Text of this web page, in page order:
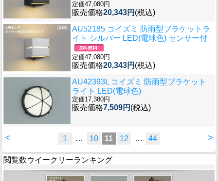
定価47,080円
販売価格20,343円 (税込)
AU52185 コイズミ 防雨型ブラケットラ
イト シルバー LED(電球色) センサー付
定価47,080円
販売価格20,343円 (税込)
AU42393L コイズミ 防雨型ブラケット
ライト LED(電球色)
定価17,380円
販売価格7,509円 (税込)
< >
1 … 10 11 12 … 44
閲覧数ウイークリーランキング